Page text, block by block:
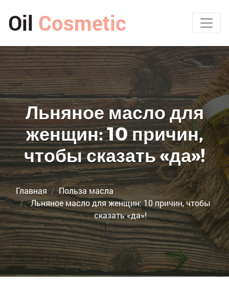
Oil Cosmetic
Льняное масло для
женщин: 10 причин,
чтобы сказать «да»!
Главная
Польза масла
Льняное масло для женщин: 10 причин, чтобы
сказать «да»!